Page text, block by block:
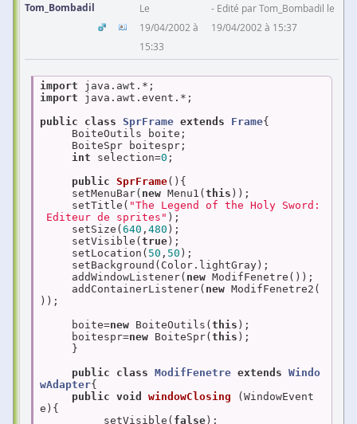
Tom_Bombadil
Le
19/04/2002 à
15:33
Edité par Tom_Bombadil le
19/04/2002 à 15:37
import
import java.awt.event.*;
public
class SprFrame extends Frame{
BoiteOutils boite;
BoiteSpr boitespr;
int selection=0 ;
public SprFrame() {
setMenuBar( new Menu1( this ));
setTitle( "The Legend of the Holy Sword:
Editeur de sprites" );
setSize( 640 , 480 );
setVisible( true );
setLocation( 50 , 50 );
setBackground(Color.lightGray);
addWindowListener( new ModifFenetre());
addContainerListener( new ModifFenetre2(
));
boite=new BoiteOutils( this );
boitespr=new BoiteSpr( this );
}
public
class ModifFenetre extends Windo
wAdapter{
public void windowClosing
(WindowEvent
e) {
setVisible( false );